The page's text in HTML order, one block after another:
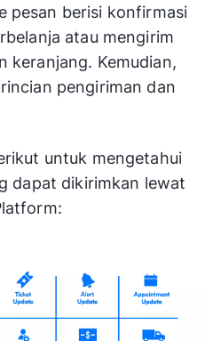
pesan berisi konfirmasi
atau mengirim
keranjang. Kemudian,
pengiriman dan
untuk mengetahui
dapat dikirimkan lewat